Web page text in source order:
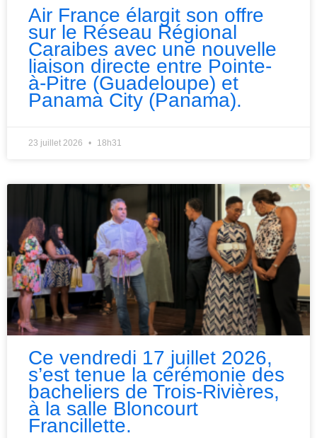
Air France élargit son offre
sur le Réseau Régional
Caraibes avec une nouvelle
liaison directe entre Pointe-
à-Pitre (Guadeloupe) et
Panama City (Panama).
23 juillet 2026 18h31
Ce vendredi 17 juillet 2026,
s’est tenue la cérémonie des
bacheliers de Trois-Rivières,
à la salle Bloncourt
Francillette.